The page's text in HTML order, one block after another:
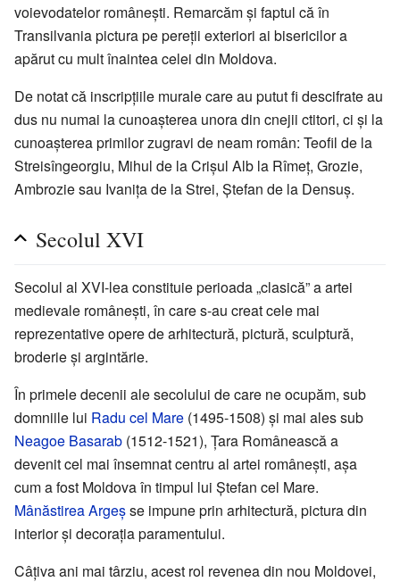
voievodatelor românești. Remarcăm și faptul că în
Transilvania pictura pe pereții exteriori ai bisericilor a
apărut cu mult înaintea celei din Moldova.
De notat că inscripțiile murale care au putut fi descifrate au
dus nu numai la cunoașterea unora din cnejii ctitori, ci și la
cunoașterea primilor zugravi de neam român: Teofil de la
Streisîngeorgiu, Mihul de la Crișul Alb la Rîmeț, Grozie,
Ambrozie sau Ivanița de la Strei, Ștefan de la Densuș.
Secolul XVI
Secolul al XVI-lea constituie perioada „clasică” a artei
medievale românești, în care s-au creat cele mai
reprezentative opere de arhitectură, pictură, sculptură,
broderie și argintărie.
În primele decenii ale secolului de care ne ocupăm, sub
domniile lui Radu cel Mare (1495-1508) și mai ales sub
Neagoe Basarab (1512-1521), Țara Românească a
devenit cel mai însemnat centru al artei românești, așa
cum a fost Moldova în timpul lui Ștefan cel Mare.
Mânăstirea Argeșse impune prin arhitectură, pictura din
interior și decorația paramentului.
Câțiva ani mai târziu, acest rol revenea din nou Moldovei,